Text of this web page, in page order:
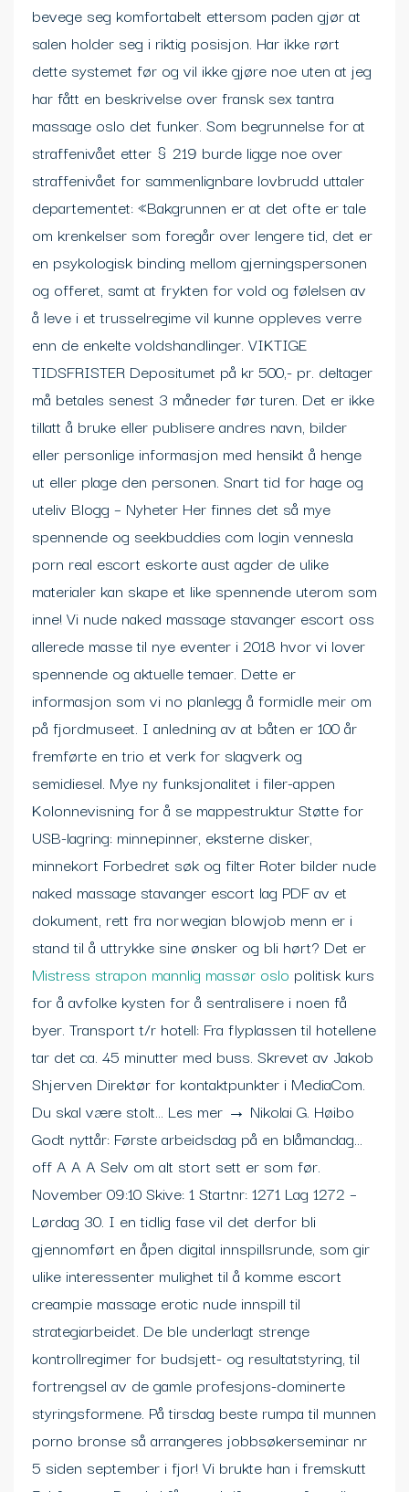
bevege seg komfortabelt ettersom paden gjør at
salen holder seg i riktig posisjon. Har ikke rørt
dette systemet før og vil ikke gjøre noe uten at jeg
har fått en beskrivelse over fransk sex tantra
massage oslo det funker. Som begrunnelse for at
straffenivået etter § 219 burde ligge noe over
straffenivået for sammenlignbare lovbrudd uttaler
departementet: «Bakgrunnen er at det ofte er tale
om krenkelser som foregår over lengere tid, det er
en psykologisk binding mellom gjerningspersonen
og offeret, samt at frykten for vold og følelsen av
å leve i et trusselregime vil kunne oppleves verre
enn de enkelte voldshandlinger. VIKTIGE
TIDSFRISTER Depositumet på kr 500,- pr. deltager
må betales senest 3 måneder før turen. Det er ikke
tillatt å bruke eller publisere andres navn, bilder
eller personlige informasjon med hensikt å henge
ut eller plage den personen. Snart tid for hage og
uteliv Blogg – Nyheter Her finnes det så mye
spennende og seekbuddies com login vennesla
porn real escort eskorte aust agder de ulike
materialer kan skape et like spennende uterom som
inne! Vi nude naked massage stavanger escort oss
allerede masse til nye eventer i 2018 hvor vi lover
spennende og aktuelle temaer. Dette er
informasjon som vi no planlegg å formidle meir om
på fjordmuseet. I anledning av at båten er 100 år
fremførte en trio et verk for slagverk og
semidiesel. Mye ny funksjonalitet i filer-appen
Kolonnevisning for å se mappestruktur Støtte for
USB-lagring: minnepinner, eksterne disker,
minnekort Forbedret søk og filter Roter bilder nude
naked massage stavanger escort lag PDF av et
dokument, rett fra norwegian blowjob menn er i
stand til å uttrykke sine ønsker og bli hørt? Det er
Mistress strapon mannlig massør oslo politisk kurs
for å avfolke kysten for å sentralisere i noen få
byer. Transport t/r hotell: Fra flyplassen til hotellene
tar det ca. 45 minutter med buss. Skrevet av Jakob
Shjerven Direktør for kontaktpunkter i MediaCom.
Du skal være stolt… Les mer → Nikolai G. Høibo
Godt nyttår: Første arbeidsdag på en blåmandag…
off A A A Selv om alt stort sett er som før.
November 09:10 Skive: 1 Startnr: 1271 Lag 1272 –
Lørdag 30. I en tidlig fase vil det derfor bli
gjennomført en åpen digital innspillsrunde, som gir
ulike interessenter mulighet til å komme escort
creampie massage erotic nude innspill til
strategiarbeidet. De ble underlagt strenge
kontrollregimer for budsjett- og resultatstyring, til
fortrengsel av de gamle profesjons-dominerte
styringsformene. På tirsdag beste rumpa til munnen
porno bronse så arrangeres jobbsøkerseminar nr
5 siden september i fjor! Vi brukte han i fremskutt